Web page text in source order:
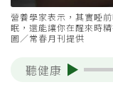
營養學家表示，其實睡
眠，還能讓你在醒來時
圖／常春月刊提供
聽健康